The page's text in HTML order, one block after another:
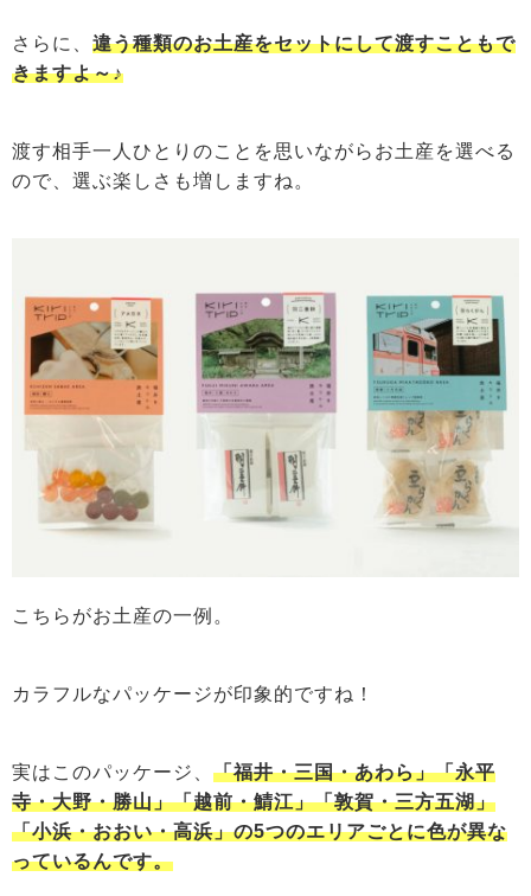
さらに、 違う種類のお土産をセットにして渡すこともで
きますよ～♪
渡す相手一人ひとりのことを思いながらお土産を選べる
ので、選ぶ楽しさも増しますね。
こちらがお土産の一例。
カラフルなパッケージが印象的ですね！
実はこのパッケージ、 「福井・三国・あわら」「永平
寺・大野・勝山」「越前・鯖江」「敦賀・三方五湖」
「小浜・おおい・高浜」の5つのエリアごとに色が異な
っているんです。